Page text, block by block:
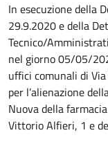
In esecuzione della
29.9.2020 e della
Tecnico/
nel giorno 05/05/
uffici comunali di
per l’alienazione
Nuova della
Vittorio Alfieri, 1 e